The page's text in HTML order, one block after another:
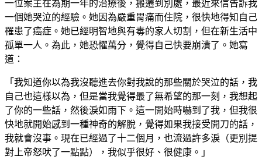
一位案主在為期一年的治療後，搬遷到別處，最近來信告訴我
一個她哭泣的經驗。她因為嚴重胃痛而住院，很快地得知自己
罹患了癌症。她已經明智地與有毒的家人切割，但在新生活中
孤單一人。為此，她恐懼萬分，覺得自己快要崩潰了。她寫
道：
「我知道你以為我沒聽進去你對我說的那些關於哭泣的話，我
自己也這樣以為，但是當我覺得最了無希望的那一刻，我想起
了你的一些話，然後淚如雨下。這一開始時嚇到了我，但我很
快地就開始感到一種神奇的解脫，覺得如果我接受開刀的話，
我就會沒事。現在已經過了十二個月，也流過許多淚（更別提
對上帝怒吠了一點點），我似乎很好、很健康。」